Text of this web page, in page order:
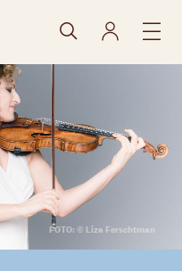
FOTO: © Liza Ferschtman